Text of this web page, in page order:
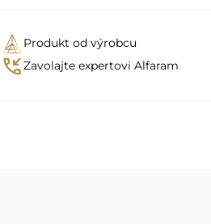
Produkt od výrobcu
phone_callbackZavolajte expertovi Alfaram